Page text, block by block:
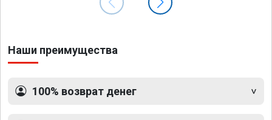
Наши преимущества
100% возврат денег